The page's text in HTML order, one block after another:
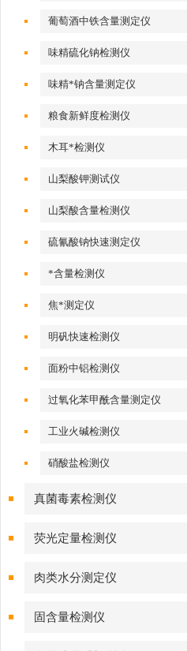
葡萄酒中铁含量测定仪
味精硫化钠检测仪
味精*钠含量测定仪
粮食新鲜度检测仪
木耳*检测仪
山梨酸钾测试仪
山梨酸含量检测仪
硫氰酸钠快速测定仪
*含量检测仪
焦*测定仪
明矾快速检测仪
面粉中铝检测仪
过氧化苯甲酰含量测定仪
工业火碱检测仪
硝酸盐检测仪
真菌毒素检测仪
荧光定量检测仪
肉类水分测定仪
固含量检测仪